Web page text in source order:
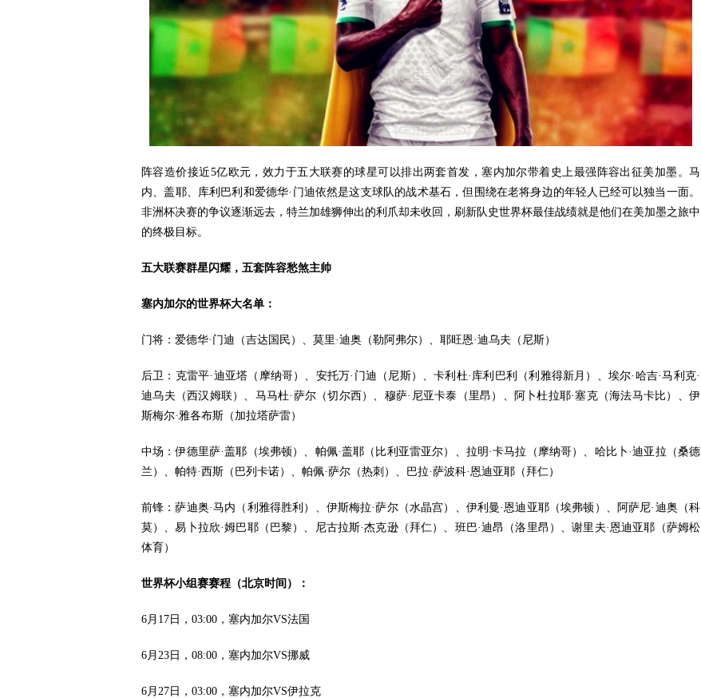
阵容造价接近5亿欧元，效力于五大联赛的球星可以排出两套首发，塞内加尔带着史上最强阵容出征美加墨。马
内、盖耶、库利巴利和爱德华·门迪依然是这支球队的战术基石，但围绕在老将身边的年轻人已经可以独当一面。
非洲杯决赛的争议逐渐远去，特兰加雄狮伸出的利爪却未收回，刷新队史世界杯最佳战绩就是他们在美加墨之旅中
的终极目标。
五大联赛群星闪耀，五套阵容愁煞主帅
塞内加尔的世界杯大名单：
门将：爱德华·门迪（吉达国民）、莫里·迪奥（勒阿弗尔）、耶旺恩·迪乌夫（尼斯）
后卫：克雷平·迪亚塔（摩纳哥）、安托万·门迪（尼斯）、卡利杜·库利巴利（利雅得新月）、埃尔·哈吉·马利克·
迪乌夫（西汉姆联）、马马杜·萨尔（切尔西）、穆萨·尼亚卡泰（里昂）、阿卜杜拉耶·塞克（海法马卡比）、伊
斯梅尔·雅各布斯（加拉塔萨雷）
中场：伊德里萨·盖耶（埃弗顿）、帕佩·盖耶（比利亚雷亚尔）、拉明·卡马拉（摩纳哥）、哈比卜·迪亚拉（桑德
兰）、帕特·西斯（巴列卡诺）、帕佩·萨尔（热刺）、巴拉·萨波科·恩迪亚耶（拜仁）
前锋：萨迪奥·马内（利雅得胜利）、伊斯梅拉·萨尔（水晶宫）、伊利曼·恩迪亚耶（埃弗顿）、阿萨尼·迪奥（科
莫）、易卜拉欣·姆巴耶（巴黎）、尼古拉斯·杰克逊（拜仁）、班巴·迪昂（洛里昂）、谢里夫·恩迪亚耶（萨姆松
体育）
世界杯小组赛赛程（北京时间）：
6月17日，03:00，塞内加尔VS法国
6月23日，08:00，塞内加尔VS挪威
6月27日，03:00，塞内加尔VS伊拉克